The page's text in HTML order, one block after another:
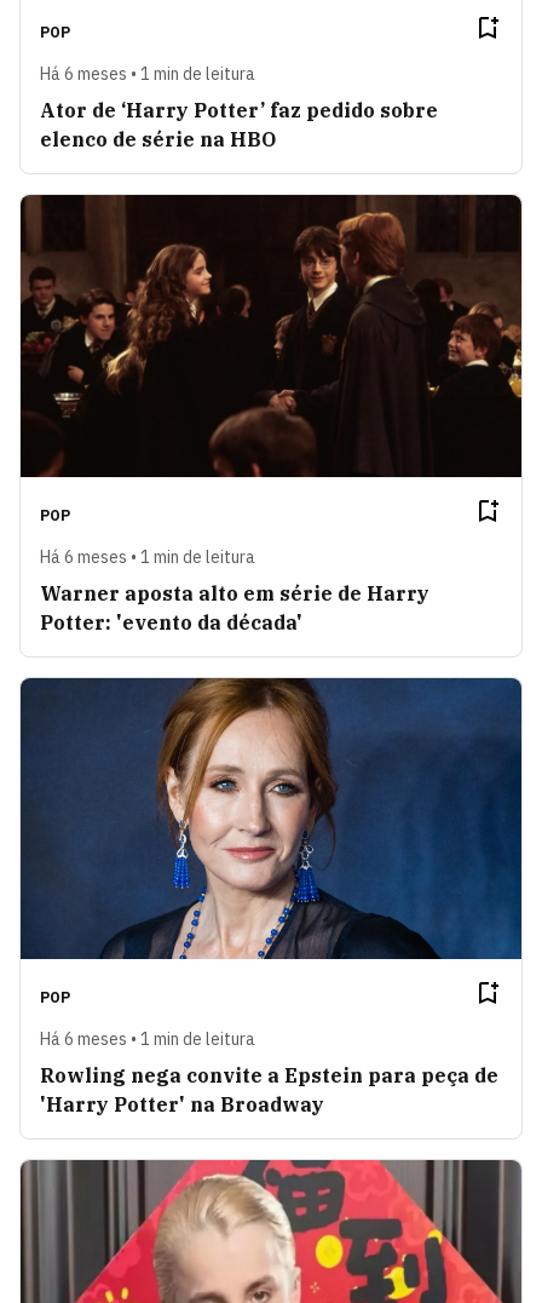
POP
Há 6 meses • 1 min de leitura
Ator de ‘Harry Potter’ faz pedido sobre
elenco de série na HBO
POP
Há 6 meses • 1 min de leitura
Warner aposta alto em série de Harry
Potter: 'evento da década'
POP
Há 6 meses • 1 min de leitura
Rowling nega convite a Epstein para peça de
'Harry Potter' na Broadway